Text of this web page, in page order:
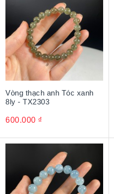
Vòng thạch anh Tóc xanh
8ly - TX2303
600.000 ₫